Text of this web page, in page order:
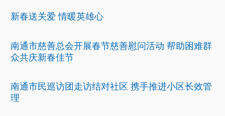
新春送关爱 情暖英雄心
南通市慈善总会开展春节慈善慰问活动 帮助困难群
众共庆新春佳节
南通市民巡访团走访结对社区 携手推进小区长效管
理